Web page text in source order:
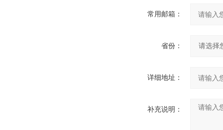
常用邮箱：
省份：
详细地址：
补充说明：